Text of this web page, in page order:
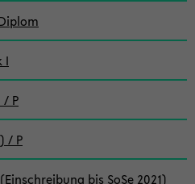
I
/ P
/ P
bis SoSe 2021)